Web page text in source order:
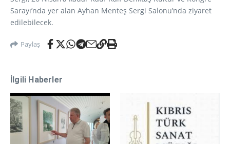
Sarayı’nda yer alan Ayhan Menteş Sergi Salonu’nda ziyaret
edilebilecek.
Paylaş
İlgili Haberler